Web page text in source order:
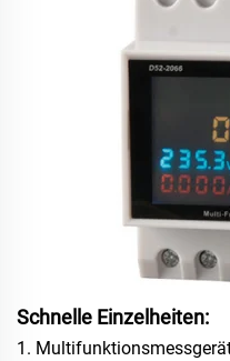
Schnelle Einzelheiten:
1.